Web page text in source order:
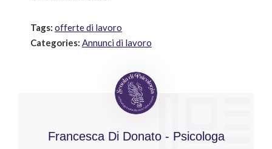
Tags: offerte di lavoro
Categories: Annunci di lavoro
Francesca Di Donato - Psicologa